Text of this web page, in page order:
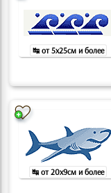
↹ от 5x25см и более
↹ от 20x9см и более